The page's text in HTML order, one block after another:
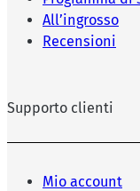
All’ingrosso
Recensioni
Supporto clienti
Mio account